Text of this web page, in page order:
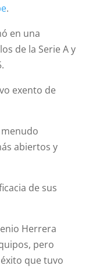
.
en una
de la Serie A y
exento de
abiertos y
de sus
Herrera
pero
que tuvo